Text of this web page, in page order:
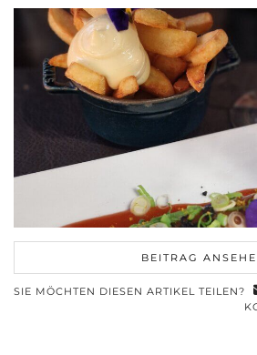
BEITRAG
SIE MÖCHTEN DIESEN ARTIKEL TEILEN?